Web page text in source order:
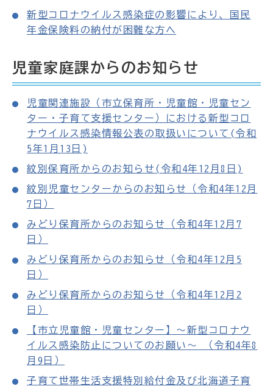
新型コロナウイルス感染症の影響により、国民
年金保険料の納付が困難な方へ
児童家庭課からのお知らせ
児童関連施設（市立保育所・児童館・児童セン
ター・子育て支援センター）における新型コロ
ナウイルス感染情報公表の取扱いについて(令和
5年1月13日)
紋別保育所からのお知らせ(令和4年12月8日)
紋別児童センターからのお知らせ（令和4年12月
7日）
みどり保育所からのお知らせ（令和4年12月7
日）
みどり保育所からのお知らせ（令和4年12月5
日）
みどり保育所からのお知らせ（令和4年12月2
日）
【市立児童館・児童センター】～新型コロナウ
イルス感染防止についてのお願い～ （令和4年8
月9日）
子育て世帯生活支援特別給付金及び北海道子育